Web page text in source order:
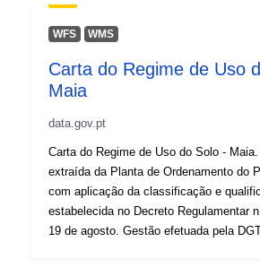
WFS WMS
Carta do Regime de Uso
Maia
data.gov.pt
Carta do Regime de Uso do Solo -
extraída da Planta de Ordenamento do
com aplicação da classificação e
estabelecida no Decreto Regulamentar
19 de agosto. Gestão efetuada pela